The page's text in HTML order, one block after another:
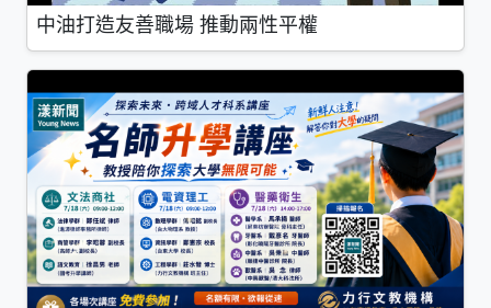
中油打造友善職場 推動兩性平權